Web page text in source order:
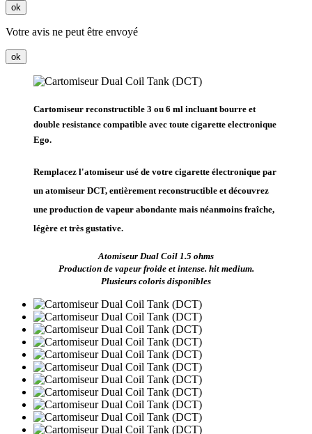
ok
Votre avis ne peut être envoyé
ok
Cartomiseur reconstructible 3 ou 6 ml incluant bourre et
double resistance compatible avec toute cigarette electronique
Ego.
Remplacez l'atomiseur usé de votre cigarette électronique par
un atomiseur DCT, entièrement reconstructible et découvrez
une production de vapeur abondante mais néanmoins fraîche,
légère et très gustative.
Atomiseur Dual Coil 1.5 ohms
Production de vapeur froide et intense. hit medium.
Plusieurs coloris disponibles